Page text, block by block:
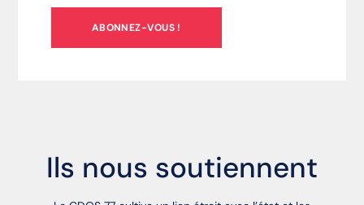
ABONNEZ-VOUS !
Ils nous soutiennent